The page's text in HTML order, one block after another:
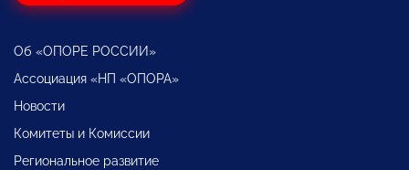
Об «ОПОРЕ РОССИИ»
Ассоциация «НП «ОПОРА»
Новости
Комитеты и Комиссии
Региональное развитие